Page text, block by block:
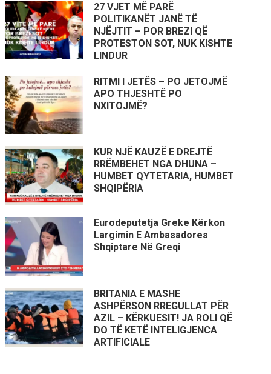
27 VJET MË PARË
POLITIKANËT JANË TË
NJËJTIT – POR BREZI QË
PROTESTON SOT, NUK KISHTE
LINDUR
RITMI I JETËS – PO JETOJMË
APO THJESHTË PO
NXITOJMË?
KUR NJË KAUZË E DREJTË
RRËMBEHET NGA DHUNA –
HUMBET QYTETARIA, HUMBET
SHQIPËRIA
Eurodeputetja Greke Kërkon
Largimin E Ambasadores
Shqiptare Në Greqi
BRITANIA E MASHE
ASHPËRSON RREGULLAT PËR
AZIL – KËRKUESIT! JA ROLI QË
DO TË KETË INTELIGJENCA
ARTIFICIALE